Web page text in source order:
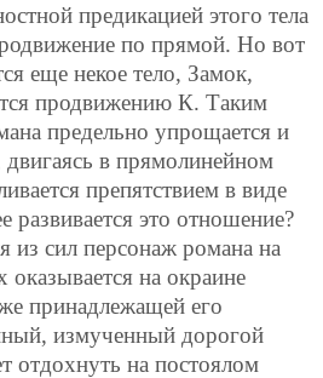
предикацией этого тела
по прямой. Но вот
еще некое тело, Замок,
продвижению К. Таким
предельно упрощается и
двигаясь в прямолинейном
препятствием в виде
развивается это отношение?
из сил персонаж романа на
оказывается на окраине
принадлежащей его
измученный дорогой
отдохнуть на постоялом